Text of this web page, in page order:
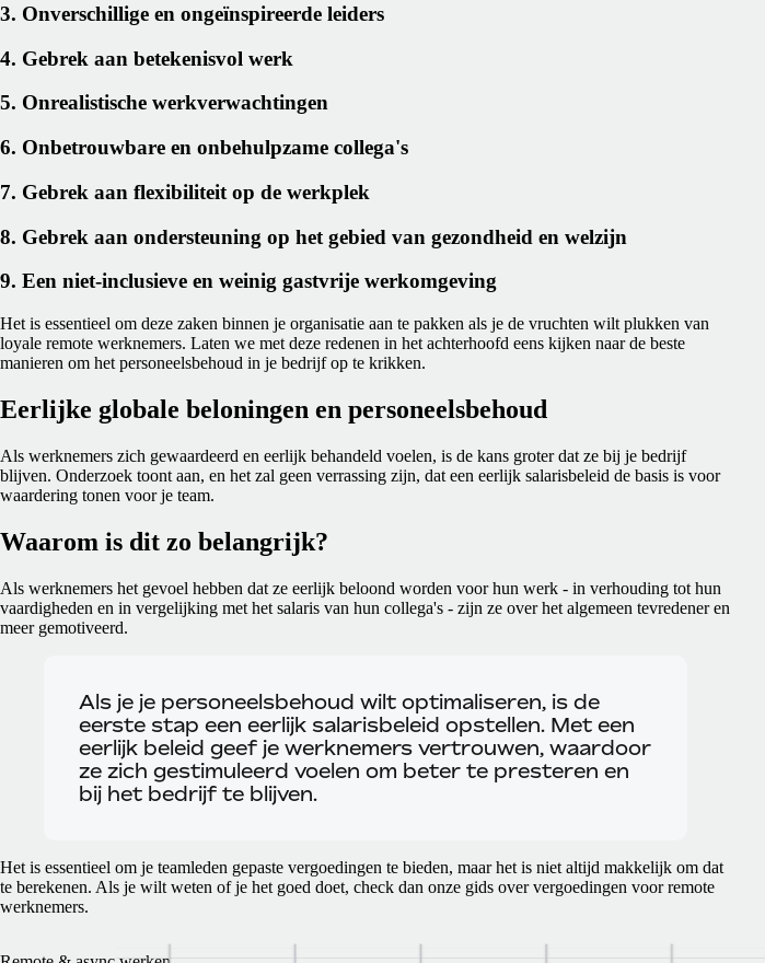
3. Onverschillige en ongeïnspireerde leiders
4. Gebrek aan betekenisvol werk
5. Onrealistische werkverwachtingen
6. Onbetrouwbare en onbehulpzame collega's
7. Gebrek aan flexibiliteit op de werkplek
8. Gebrek aan ondersteuning op het gebied van gezondheid en welzijn
9. Een niet-inclusieve en weinig gastvrije werkomgeving
Het is essentieel om deze zaken binnen je organisatie aan te pakken als je de vruchten wilt plukken van
loyale remote werknemers. Laten we met deze redenen in het achterhoofd eens kijken naar de beste
manieren om het personeelsbehoud in je bedrijf op te krikken.
Eerlijke globale beloningen en personeelsbehoud
Als werknemers zich gewaardeerd en eerlijk behandeld voelen, is de kans groter dat ze bij je bedrijf
blijven. Onderzoek toont aan, en het zal geen verrassing zijn, dat een eerlijk salarisbeleid de basis is voor
waardering tonen voor je team.
Waarom is dit zo belangrijk?
Als werknemers het gevoel hebben dat ze eerlijk beloond worden voor hun werk - in verhouding tot hun
vaardigheden en in vergelijking met het salaris van hun collega's - zijn ze over het algemeen tevredener en
meer gemotiveerd.
Als je je personeelsbehoud wilt optimaliseren, is de
eerste stap een eerlijk salarisbeleid opstellen. Met een
eerlijk beleid geef je werknemers vertrouwen, waardoor
ze zich gestimuleerd voelen om beter te presteren en
bij het bedrijf te blijven.
Het is essentieel om je teamleden gepaste vergoedingen te bieden, maar het is niet altijd makkelijk om dat
te berekenen. Als je wilt weten of je het goed doet, check dan onze gids over vergoedingen voor remote
werknemers.